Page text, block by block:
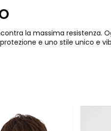
la massima resistenza.
e uno stile unico e